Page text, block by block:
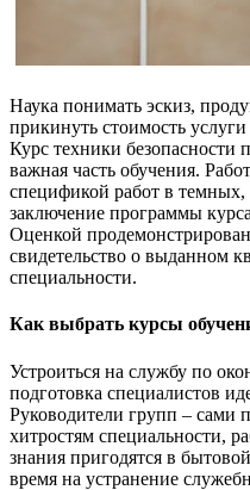
Наука понимать эскиз,
прикинуть стоимость
Курс техники безопасности
важная часть обучения.
спецификой работ в
заключение программы
Оценкой
свидетельство о выданном
специальности.
Как выбрать курсы
Устроиться на службу по
подготовка специалистов
Руководители групп – сами
хитростям специальности,
знания пригодятся в
время на устранение